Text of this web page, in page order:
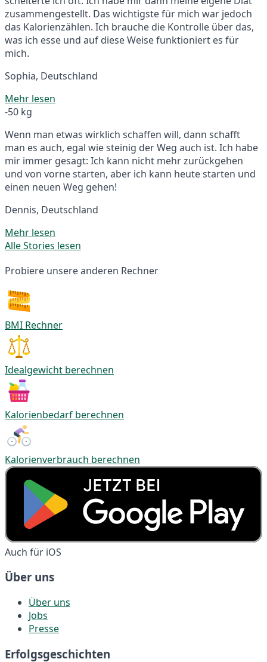
zusammengestellt. Das wichtigste für mich war jedoch
das Kalorienzählen. Ich brauche die Kontrolle über das,
was ich esse und auf diese Weise funktioniert es für
mich.
Sophia, Deutschland
Mehr lesen
-50 kg
Wenn man etwas wirklich schaffen will, dann schafft
man es auch, egal wie steinig der Weg auch ist. Ich habe
mir immer gesagt: Ich kann nicht mehr zurückgehen
und von vorne starten, aber ich kann heute starten und
einen neuen Weg gehen!
Dennis, Deutschland
Mehr lesen
Alle Stories lesen
Probiere unsere anderen Rechner
BMI Rechner
Idealgewicht berechnen
Kalorienbedarf berechnen
Kalorienverbrauch berechnen
Auch für iOS
Über uns
Über uns
Jobs
Presse
Erfolgsgeschichten